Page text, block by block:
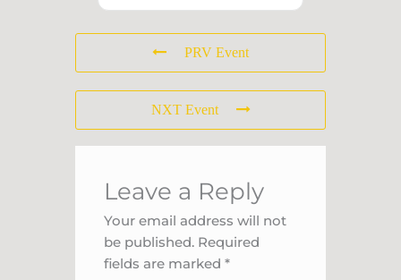
PRV Event
NXT Event
Leave a Reply
Your email address will not
be published. Required
fields are marked*